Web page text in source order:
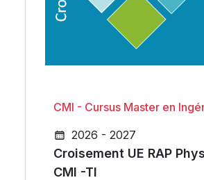
CMI - Cursus Master en
2026 - 2027
Croisement UE RAP
CMI -TI